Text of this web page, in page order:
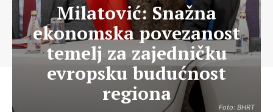
Foto: BHRT
Milatović: Snažna
ekonomska povezanost
temelj za zajedničku
evropsku budućnost
regiona